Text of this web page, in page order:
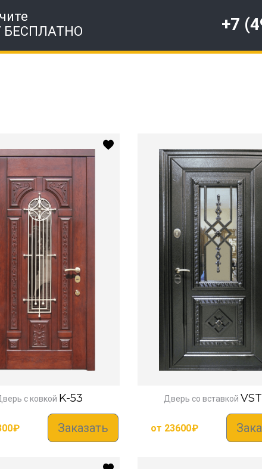
БЕСПЛАТНО
+7
с ковкой K-53
₽ Заказать
Дверь со вставкой
от 23600₽